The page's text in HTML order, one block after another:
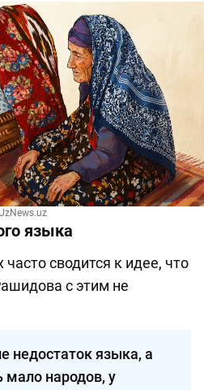
языка
сводится к идее, что
с этим не
недостаток языка, а
мало народов, у